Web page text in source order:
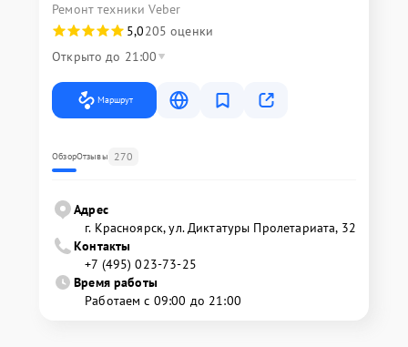
Ремонт техники Veber
5,0205 оценки
Открыто до 21:00
Маршрут
ОбзорОтзывы 270
Адрес
г. Красноярск, ул. Диктатуры Пролетариата, 32
Контакты
+7 (495) 023-73-25
Время работы
Работаем с 09:00 до 21:00